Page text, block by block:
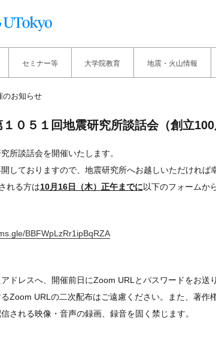
セミナー等 大学院教育 地震・火山情報
のお知らせ
１０５１回地震研究所談話会（創立
所談話会を開催いたします。
しておりますので、地震研究所へお越しいただければ
れる方は10月16日（木）正午までに以下のフォームか
BBFWpLzRr1ipBqRZA
ドレスへ、開催前日にZoom URLとパスワードをお送
Zoom URLの二次配布はご遠慮ください。また、著作
される映像・音声の録画、録音を固く禁じます。